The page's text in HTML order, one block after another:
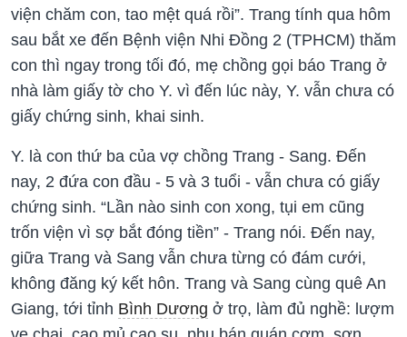
viện chăm con, tao mệt quá rồi”. Trang tính qua hôm
sau bắt xe đến Bệnh viện Nhi Đồng 2 (TPHCM) thăm
con thì ngay trong tối đó, mẹ chồng gọi báo Trang ở
nhà làm giấy tờ cho Y. vì đến lúc này, Y. vẫn chưa có
giấy chứng sinh, khai sinh.
Y. là con thứ ba của vợ chồng Trang - Sang. Đến
nay, 2 đứa con đầu - 5 và 3 tuổi - vẫn chưa có giấy
chứng sinh. “Lần nào sinh con xong, tụi em cũng
trốn viện vì sợ bắt đóng tiền” - Trang nói. Đến nay,
giữa Trang và Sang vẫn chưa từng có đám cưới,
không đăng ký kết hôn. Trang và Sang cùng quê An
Giang, tới tỉnh Bình Dương ở trọ, làm đủ nghề: lượm